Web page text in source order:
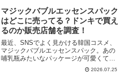
マジックバブルエッセンスパック
はどこに売ってる？ドンキで買え
るのか販売店舗を調査！
最近、SNSでよく見かける韓国コスメ、
マジックバブルエッセンスパック。あの
哺乳瓶みたいなパッケージが可愛くて、
私もずっと気になっていたんです。で
も、いざ買おうと思っても、近所のドラ
2026.07.25